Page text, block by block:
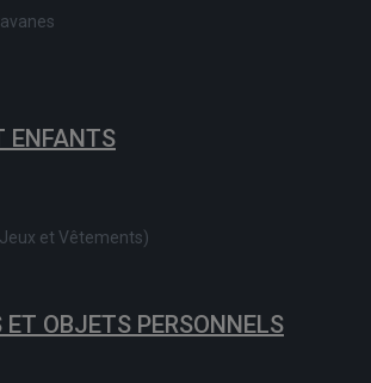
ENFANTS
et Vêtements)
OBJETS PERSONNELS